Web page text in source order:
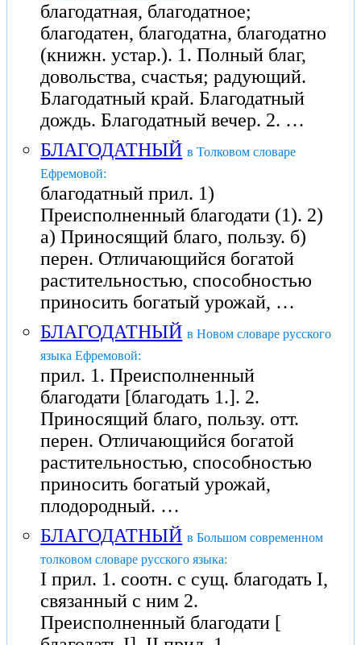
благодатная, благодатное;
благодатен, благодатна, благодатно
(книжн. устар.). 1. Полный благ,
довольства, счастья; радующий.
Благодатный край. Благодатный
дождь. Благодатный вечер. 2. …
БЛАГОДАТНЫЙ в Толковом словаре
Ефремовой:
благодатный прил. 1)
Преисполненный благодати (1). 2)
а) Приносящий благо, пользу. б)
перен. Отличающийся богатой
растительностью, способностью
приносить богатый урожай, …
БЛАГОДАТНЫЙ в Новом словаре русского
языка Ефремовой:
прил. 1. Преисполненный
благодати [благодать 1.]. 2.
Приносящий благо, пользу. отт.
перен. Отличающийся богатой
растительностью, способностью
приносить богатый урожай,
плодородный. …
БЛАГОДАТНЫЙ в Большом современном
толковом словаре русского языка:
I прил. 1. соотн. с сущ. благодать I,
связанный с ним 2.
Преисполненный благодати [